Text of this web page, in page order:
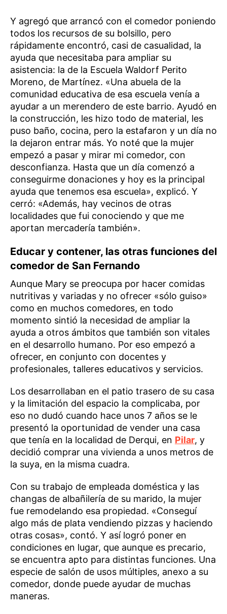
Y agregó que arrancó con el comedor poniendo
todos los recursos de su bolsillo, pero
rápidamente encontró, casi de casualidad, la
ayuda que necesitaba para ampliar su
asistencia: la de la Escuela Waldorf Perito
Moreno, de Martínez. «Una abuela de la
comunidad educativa de esa escuela venía a
ayudar a un merendero de este barrio. Ayudó en
la construcción, les hizo todo de material, les
puso baño, cocina, pero la estafaron y un día no
la dejaron entrar más. Yo noté que la mujer
empezó a pasar y mirar mi comedor, con
desconfianza. Hasta que un día comenzó a
conseguirme donaciones y hoy es la principal
ayuda que tenemos esa escuela», explicó. Y
cerró: «Además, hay vecinos de otras
localidades que fui conociendo y que me
aportan mercadería también».
Educar y contener, las otras funciones del
comedor de San Fernando
Aunque Mary se preocupa por hacer comidas
nutritivas y variadas y no ofrecer «sólo guiso»
como en muchos comedores, en todo
momento sintió la necesidad de ampliar la
ayuda a otros ámbitos que también son vitales
en el desarrollo humano. Por eso empezó a
ofrecer, en conjunto con docentes y
profesionales, talleres educativos y servicios.
Los desarrollaban en el patio trasero de su casa
y la limitación del espacio la complicaba, por
eso no dudó cuando hace unos 7 años se le
presentó la oportunidad de vender una casa
que tenía en la localidad de Derqui, en Pilar, y
decidió comprar una vivienda a unos metros de
la suya, en la misma cuadra.
Con su trabajo de empleada doméstica y las
changas de albañilería de su marido, la mujer
fue remodelando esa propiedad. «Conseguí
algo más de plata vendiendo pizzas y haciendo
otras cosas», contó. Y así logró poner en
condiciones en lugar, que aunque es precario,
se encuentra apto para distintas funciones. Una
especie de salón de usos múltiples, anexo a su
comedor, donde puede ayudar de muchas
maneras.